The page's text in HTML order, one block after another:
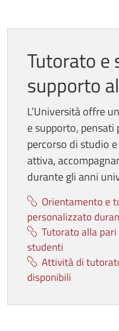
Tutorato e
supporto
L’Università offre
e supporto,
percorso di studio
attiva,
durante gli anni
Orientamento e
personalizzato
Tutorato alla
studenti
Attività di
disponibili